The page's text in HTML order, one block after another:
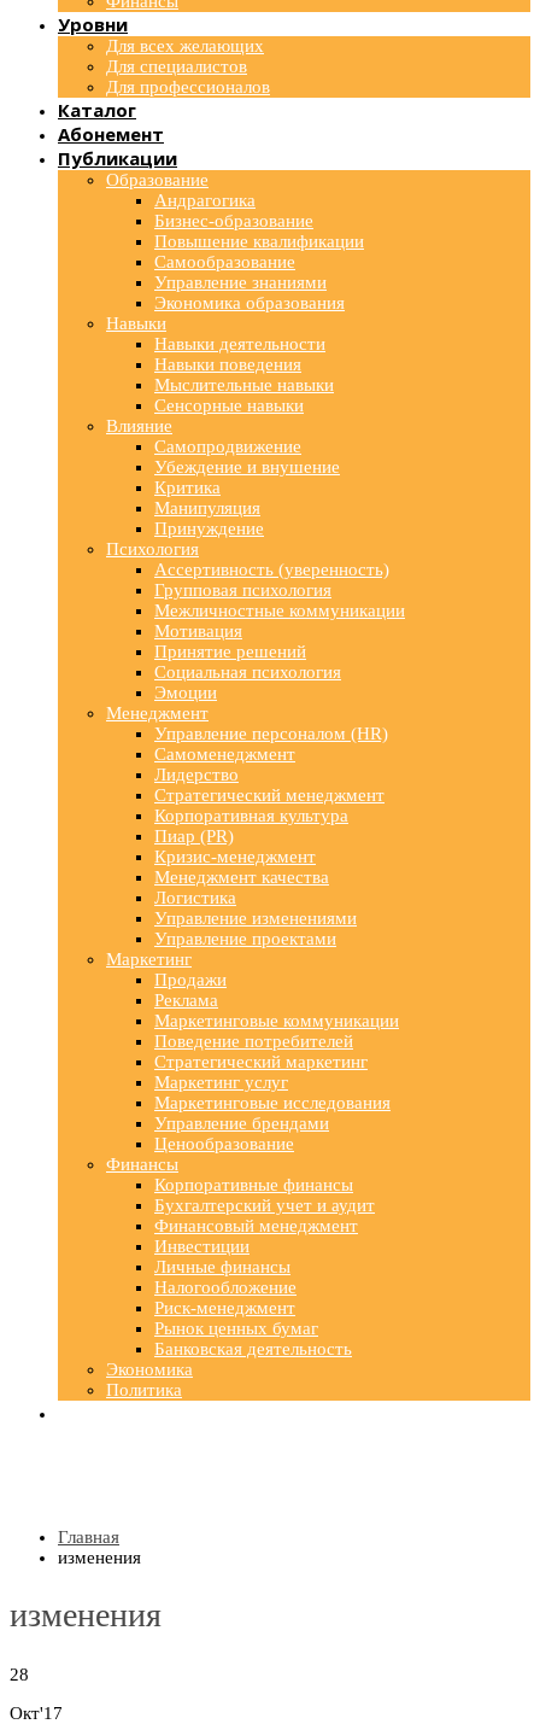
Уровни
Для всех желающих
Для специалистов
Для профессионалов
Каталог
Абонемент
Публикации
Образование
Андрагогика
Бизнес-образование
Повышение квалификации
Самообразование
Управление знаниями
Экономика образования
Навыки
Навыки деятельности
Навыки поведения
Мыслительные навыки
Сенсорные навыки
Влияние
Самопродвижение
Убеждение и внушение
Критика
Манипуляция
Принуждение
Психология
Ассертивность (уверенность)
Групповая психология
Межличностные коммуникации
Мотивация
Принятие решений
Социальная психология
Эмоции
Менеджмент
Управление персоналом (HR)
Самоменеджмент
Лидерство
Стратегический менеджмент
Корпоративная культура
Пиар (PR)
Кризис-менеджмент
Менеджмент качества
Логистика
Управление изменениями
Управление проектами
Маркетинг
Продажи
Реклама
Маркетинговые коммуникации
Поведение потребителей
Стратегический маркетинг
Маркетинг услуг
Маркетинговые исследования
Управление брендами
Ценообразование
Финансы
Корпоративные финансы
Бухгалтерский учет и аудит
Финансовый менеджмент
Инвестиции
Личные финансы
Налогообложение
Риск-менеджмент
Рынок ценных бумаг
Банковская деятельность
Экономика
Политика
Главная
изменения
изменения
28
Окт'17